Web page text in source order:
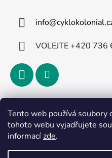
Tento web používá soubory
tohoto webu vyjadřujete
informacízde.
info@
VOLEJTE +420
Přijímáme online